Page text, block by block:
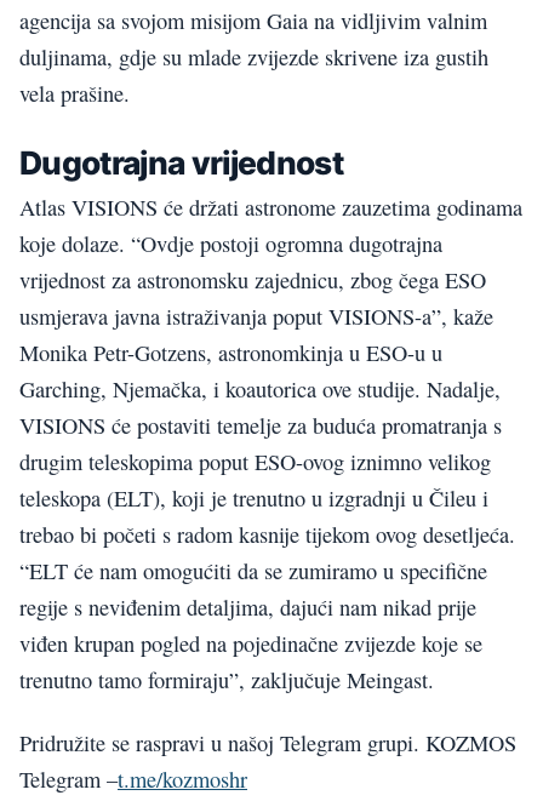
agencija sa svojom misijom Gaia na vidljivim valnim
duljinama, gdje su mlade zvijezde skrivene iza gustih
vela prašine.
Dugotrajna vrijednost
Atlas VISIONS će držati astronome zauzetima godinama
koje dolaze. “Ovdje postoji ogromna dugotrajna
vrijednost za astronomsku zajednicu, zbog čega ESO
usmjerava javna istraživanja poput VISIONS-a”, kaže
Monika Petr-Gotzens, astronomkinja u ESO-u u
Garching, Njemačka, i koautorica ove studije. Nadalje,
VISIONS će postaviti temelje za buduća promatranja s
drugim teleskopima poput ESO-ovog iznimno velikog
teleskopa (ELT), koji je trenutno u izgradnji u Čileu i
trebao bi početi s radom kasnije tijekom ovog desetljeća.
“ELT će nam omogućiti da se zumiramo u specifične
regije s neviđenim detaljima, dajući nam nikad prije
viđen krupan pogled na pojedinačne zvijezde koje se
trenutno tamo formiraju”, zaključuje Meingast.
Pridružite se raspravi u našoj Telegram grupi. KOZMOS
Telegram –t.me/kozmoshr